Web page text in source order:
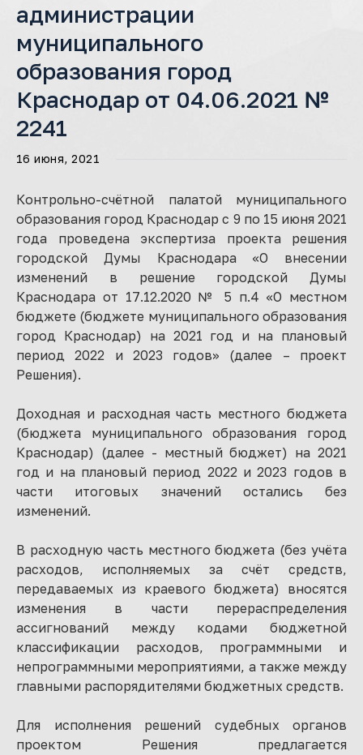
администрации
муниципального
образования город
Краснодар от 04.06.2021 №
2241
16 июня, 2021
Контрольно-счётной палатой муниципального
образования город Краснодар с 9 по 15 июня 2021
года проведена экспертиза проекта решения
городской Думы Краснодара «О внесении
изменений в решение городской Думы
Краснодара от 17.12.2020 № 5 п.4 «О местном
бюджете (бюджете муниципального образования
город Краснодар) на 2021 год и на плановый
период 2022 и 2023 годов» (далее – проект
Решения).
Доходная и расходная часть местного бюджета
(бюджета муниципального образования город
Краснодар) (далее - местный бюджет) на 2021
год и на плановый период 2022 и 2023 годов в
части итоговых значений остались без
изменений.
В расходную часть местного бюджета (без учёта
расходов, исполняемых за счёт средств,
передаваемых из краевого бюджета) вносятся
изменения в части перераспределения
ассигнований между кодами бюджетной
классификации расходов, программными и
непрограммными мероприятиями, а также между
главными распорядителями бюджетных средств.
Для исполнения решений судебных органов
проектом Решения предлагается